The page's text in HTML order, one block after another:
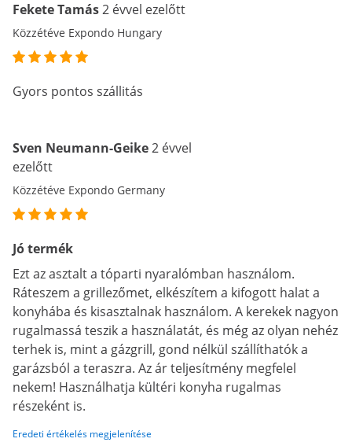
Fekete Tamás2 évvel ezelőtt
Közzétéve Expondo Hungary
Gyors pontos szállitás
Sven Neumann-Geike2 évvel
ezelőtt
Közzétéve Expondo Germany
Jó termék
Ezt az asztalt a tóparti nyaralómban használom.
Ráteszem a grillezőmet, elkészítem a kifogott halat a
konyhába és kisasztalnak használom. A kerekek nagyon
rugalmassá teszik a használatát, és még az olyan nehéz
terhek is, mint a gázgrill, gond nélkül szállíthatók a
garázsból a teraszra. Az ár teljesítmény megfelel
nekem! Használhatja kültéri konyha rugalmas
részeként is.
Eredeti értékelés megjelenítése